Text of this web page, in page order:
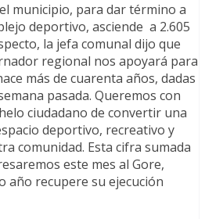
municipio, para dar término a
deportivo, asciende a 2.605
la jefa comunal dijo que
regional nos apoyará para
más de cuarenta años, dadas
pasada. Queremos con
ciudadano de convertir una
deportivo, recreativo y
comunidad. Esta cifra sumada
este mes al Gore,
año recupere su ejecución